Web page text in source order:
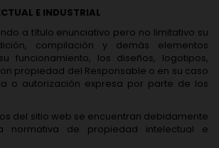
E INDUSTRIAL
a título enunciativo pero no limitativo su
compilación y demás elementos
funcionamiento, los diseños, logotipos,
propiedad del Responsable o en su caso
o autorización expresa por parte de los
del sitio web se encuentran debidamente
normativa de propiedad intelectual e